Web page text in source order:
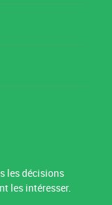
les décisions
les intéresser.